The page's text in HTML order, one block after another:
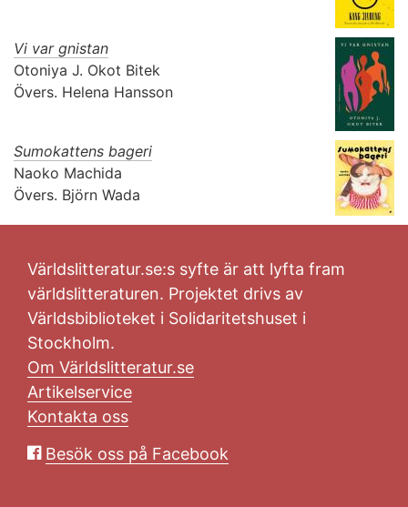
Vi var gnistan
Otoniya J. Okot Bitek
Övers. Helena Hansson
Sumokattens bageri
Naoko Machida
Övers. Björn Wada
Världslitteratur.se:s syfte är att lyfta fram
världslitteraturen. Projektet drivs av
Världsbiblioteket i Solidaritetshuset i
Stockholm.
Om Världslitteratur.se
Artikelservice
Kontakta oss
Besök oss på Facebook